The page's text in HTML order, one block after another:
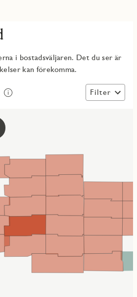
i bostadsväljaren. Det du ser är
kan förekomma.
Filter